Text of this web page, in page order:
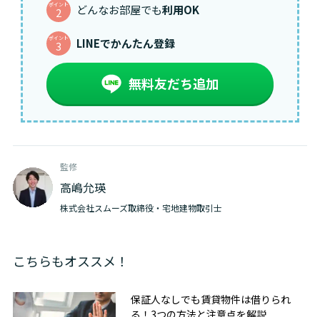
ポイント
2 どんなお部屋でも利用OK
ポイント
3 LINEでかんたん登録
無料友だち追加
監修
高嶋允瑛
株式会社スムーズ取締役・宅地建物取引士
こちらもオススメ！
保証人なしでも賃貸物件は借りられ